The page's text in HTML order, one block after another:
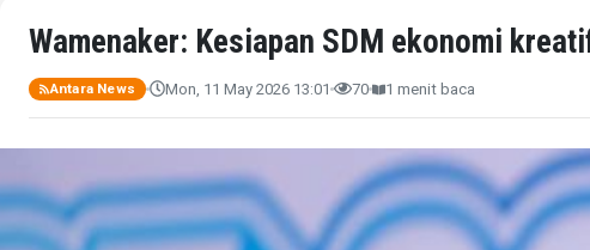
Wamenaker: Kesiapan SDM ekonomi
Antara News Mon, 11 May 2026 13:01 70 1 menit baca